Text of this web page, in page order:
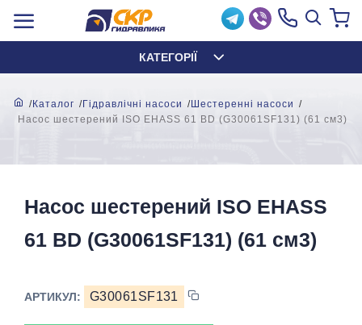
КАТЕГОРІЇ
Каталог Гідравлічні насоси
Шестеренні насоси
Насос шестерений ISO EHASS 61 BD (G30061SF131) (61 см3)
Насос шестерений ISO EHASS
61 BD (G30061SF131) (61 см3)
АРТИКУЛ: G30061SF131